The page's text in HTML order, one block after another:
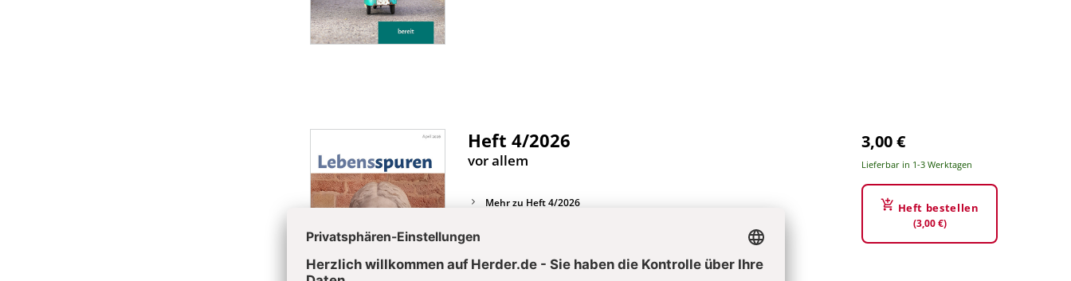
Heft 4/2026
:
vor allem
Mehr zu Heft 4/2026
3,00 €
Lieferbar in 1-3 Werktagen
Heft bestellen
(3,00 €)